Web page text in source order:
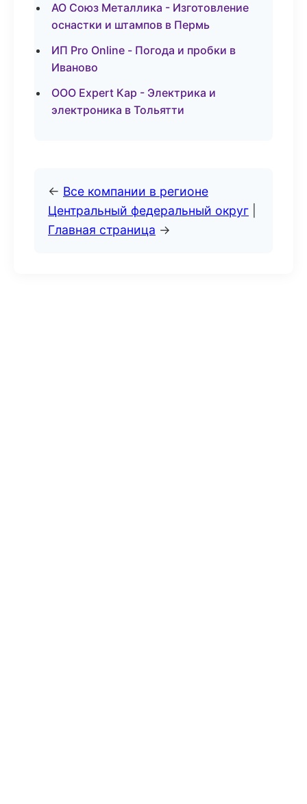
АО Союз Металлика - Изготовление
оснастки и штампов в Пермь
ИП Pro Online - Погода и пробки в
Иваново
ООО Expert Кар - Электрика и
электроника в Тольятти
← Все компании в регионе
Центральный федеральный округ
Главная страница →